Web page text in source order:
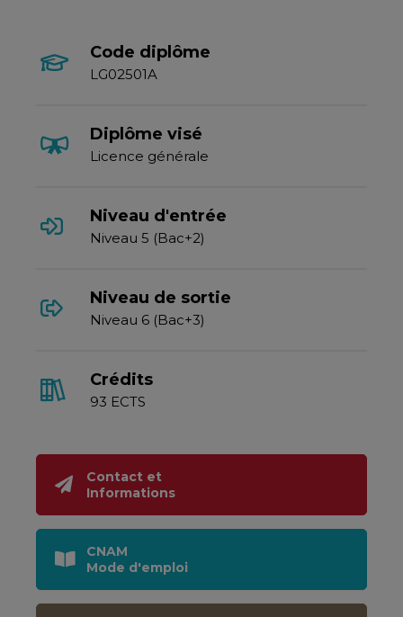
Code diplôme
LG02501A
Diplôme visé
Licence générale
Niveau d'entrée
Niveau 5 (Bac+2)
Niveau de sortie
Niveau 6 (Bac+3)
Crédits
93 ECTS
Contact et
Informations
CNAM
Mode d'emploi